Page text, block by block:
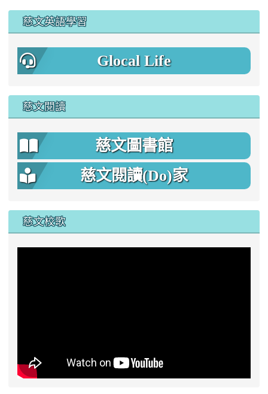
慈文英語學習
Glocal Life
慈文閱讀
慈文圖書館
慈文閱讀(Do)家
慈文校歌